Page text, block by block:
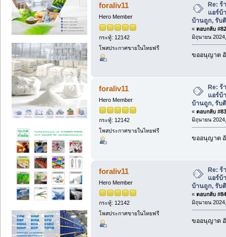
foraliv11
Hero Member
กระทู้: 12142
โพสประกาศขายในไทยฟรี
Re: ร้
แอร์บ้
บ้านถูก, รับ
« ตอบกลับ
มิถุนายน
ขออนุญาต
foraliv11
Hero Member
กระทู้: 12142
โพสประกาศขายในไทยฟรี
Re: ร้
แอร์บ้
บ้านถูก, รับ
« ตอบกลับ
มิถุนายน
ขออนุญาต
foraliv11
Hero Member
กระทู้: 12142
โพสประกาศขายในไทยฟรี
Re: ร้
แอร์บ้
บ้านถูก, รับ
« ตอบกลับ
มิถุนายน
ขออนุญาต